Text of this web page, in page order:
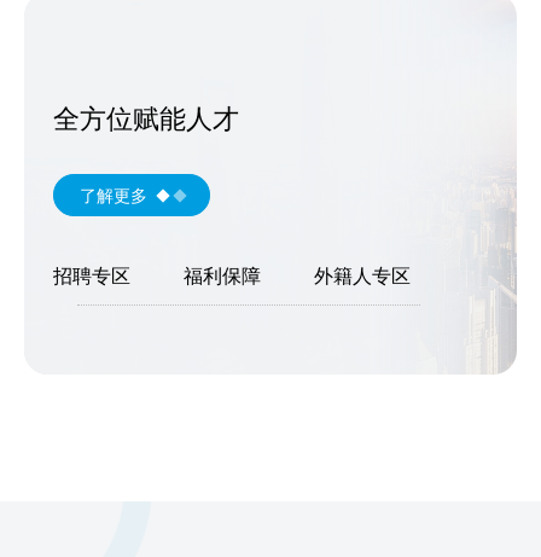
全方位赋能人才
了解更多
招聘专区 福利保障 外籍人专区